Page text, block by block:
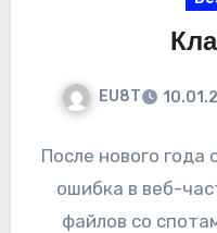
EU8T
После нового
ошибка в веб-
файлов со